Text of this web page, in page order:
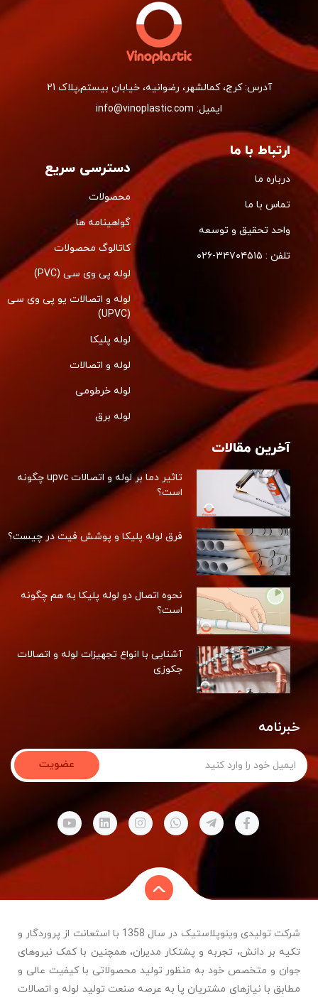
آدرس: کرج، کمالشهر، رضوانیه، خیابان بیستم,پلاک 21
ایمیل: info@vinoplastic.com
ارتباط با ما
درباره ما
تماس با ما
واحد تحقیق و توسعه
تلفن : ۳۴۷۰۴۵۱۵-۰۲۶
دسترسی سریع
محصولات
گواهینامه ها
کاتالوگ محصولات
لوله پی وی سی (PVC)
لوله و اتصالات یو پی وی سی
(UPVC)
لوله پلیکا
لوله و اتصالات
لوله خرطومی
لوله برق
آخرین مقالات
تاثیر دما بر لوله و اتصالات upvc چگونه
است؟
فرق لوله پلیکا و پوشش فیت در چیست؟
نحوه اتصال دو لوله پلیکا به هم چگونه
است؟
آشنایی با انواع تجهیزات لوله و اتصالات
جکوزی
خبرنامه
عضویت
شرکت تولیدی وینوپلاستیک در سال 1358 با استعانت از پروردگار و
تکیه بر دانش، تجربه و پشتکار مدیران، همچنین با کمک نیروهای
جوان و متخصص خود به منظور تولید محصولاتی با کیفیت عالی و
مطابق با نیازهای مشتریان پا به عرصه صنعت تولید لوله و اتصالات